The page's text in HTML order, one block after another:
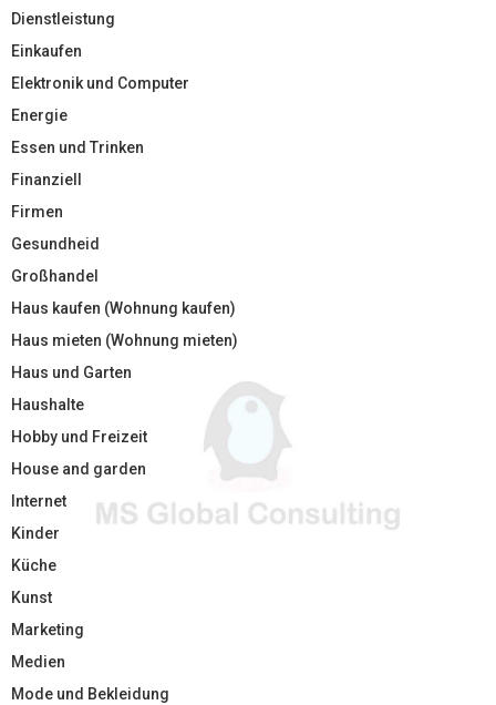
Dienstleistung
Einkaufen
Elektronik und Computer
Energie
Essen und Trinken
Finanziell
Firmen
Gesundheid
Großhandel
Haus kaufen (Wohnung kaufen)
Haus mieten (Wohnung mieten)
Haus und Garten
Haushalte
Hobby und Freizeit
House and garden
Internet
Kinder
Küche
Kunst
Marketing
Medien
Mode und Bekleidung